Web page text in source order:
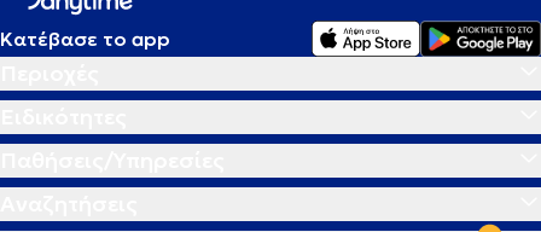
Κατέβασε το app